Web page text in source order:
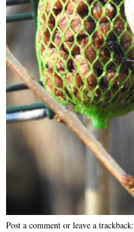
Post a comment or leave a trackback: